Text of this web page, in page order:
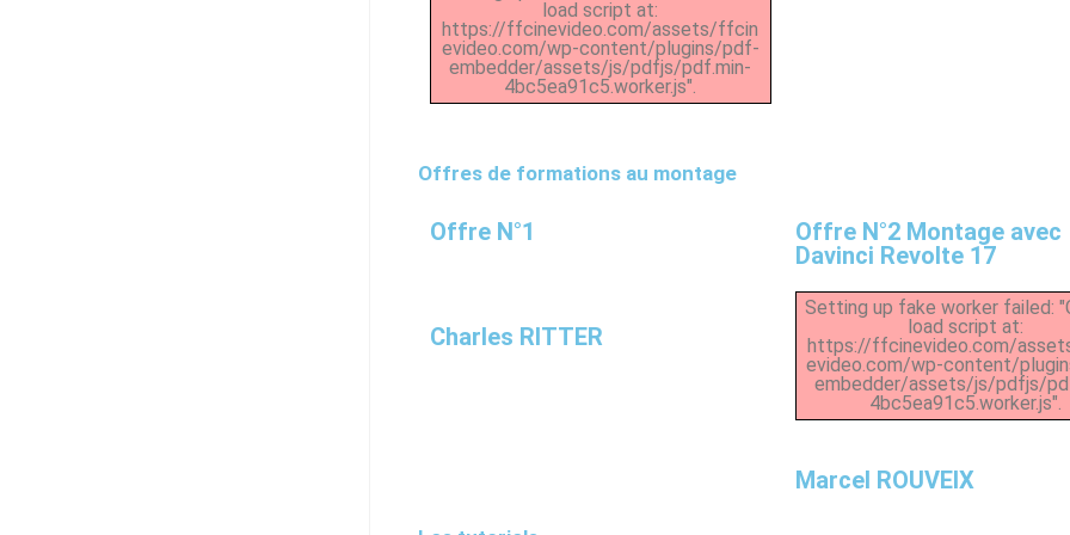
load script at:
https://ffcinevideo.com/assets/ffcin
evideo.com/wp-content/plugins/pdf-
embedder/assets/js/pdfjs/pdf.min-
4bc5ea91c5.worker.js".
Offres de formations au montage
Offre N°1
Charles RITTER
Offre N°2 Montage avec
Davinci Revolte 17
Setting up fake worker failed:
load script at:
https://ffcinevideo.com/
evideo.com/wp-content/
embedder/assets/js/pdfjs/
4bc5ea91c5.worker.js".
Marcel ROUVEIX